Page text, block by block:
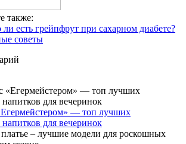
также:
есть грейпфрут при сахарном диабете?
советы
— топ лучших
для вечеринок